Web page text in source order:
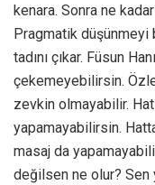
kenara. Sonra ne
Pragmatik düşünmeyi
tadını çıkar. Füsun
çekemeyebilirsin.
zevkin olmayabilir.
yapamayabilirsin.
masaj da
değilsen ne olur? Sen